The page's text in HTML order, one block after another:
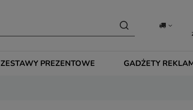
ZESTAWY PREZENTOWE GADŻETY